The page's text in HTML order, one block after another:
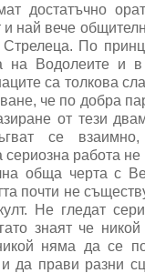
достатъчно
и най вече
По
на Водолеите и
са толкова
че по добра
от тези
се
сериозна работа
обща черта с
почти не
Не гледат
знаят че
няма да се
да прави разни